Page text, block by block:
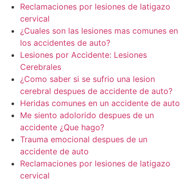
Reclamaciones por lesiones de latigazo
cervical
¿Cuales son las lesiones mas comunes en
los accidentes de auto?
Lesiones por Accidente: Lesiones
Cerebrales
¿Como saber si se sufrio una lesion
cerebral despues de accidente de auto?
Heridas comunes en un accidente de auto
Me siento adolorido despues de un
accidente ¿Que hago?
Trauma emocional despues de un
accidente de auto
Reclamaciones por lesiones de latigazo
cervical